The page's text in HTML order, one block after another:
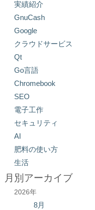
実績紹介
GnuCash
Google
クラウドサービス
Qt
Go言語
Chromebook
SEO
電子工作
セキュリティ
AI
肥料の使い方
生活
月別アーカイブ
2026年
8月